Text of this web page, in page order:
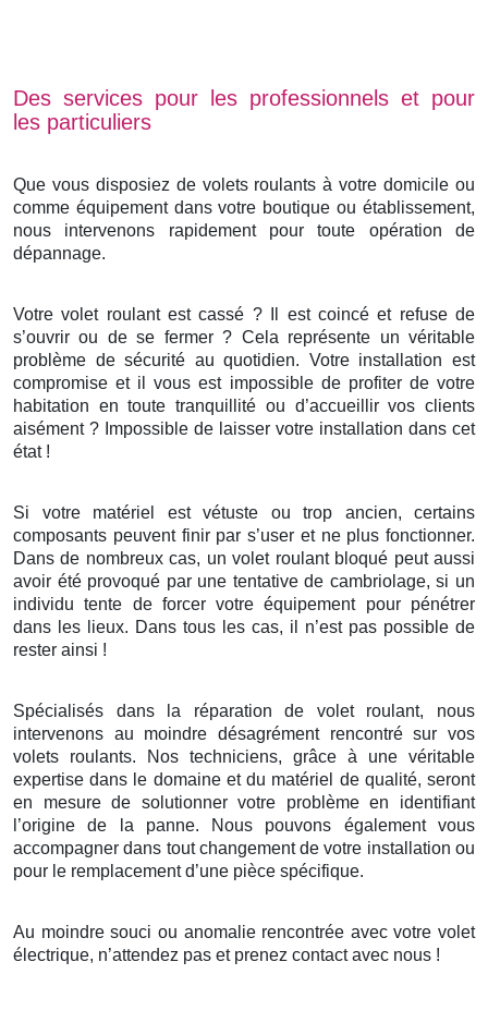
Des services pour les professionnels et pour
les particuliers
Que vous disposiez de volets roulants à votre domicile ou
comme équipement dans votre boutique ou établissement,
nous intervenons rapidement pour toute opération de
dépannage.
Votre volet roulant est cassé ? Il est coincé et refuse de
s’ouvrir ou de se fermer ? Cela représente un véritable
problème de sécurité au quotidien. Votre installation est
compromise et il vous est impossible de profiter de votre
habitation en toute tranquillité ou d’accueillir vos clients
aisément ? Impossible de laisser votre installation dans cet
état !
Si votre matériel est vétuste ou trop ancien, certains
composants peuvent finir par s’user et ne plus fonctionner.
Dans de nombreux cas, un volet roulant bloqué peut aussi
avoir été provoqué par une tentative de cambriolage, si un
individu tente de forcer votre équipement pour pénétrer
dans les lieux. Dans tous les cas, il n’est pas possible de
rester ainsi !
Spécialisés dans la réparation de volet roulant, nous
intervenons au moindre désagrément rencontré sur vos
volets roulants. Nos techniciens, grâce à une véritable
expertise dans le domaine et du matériel de qualité, seront
en mesure de solutionner votre problème en identifiant
l’origine de la panne. Nous pouvons également vous
accompagner dans tout changement de votre installation ou
pour le remplacement d’une pièce spécifique.
Au moindre souci ou anomalie rencontrée avec votre volet
électrique, n’attendez pas et prenez contact avec nous !